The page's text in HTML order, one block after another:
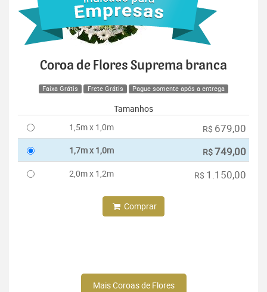
Coroa de Flores Suprema branca
Faixa Grátis Frete Grátis Pague somente após a entrega
Tamanhos
1,5m x 1,0m
R$ 679,00
1,7m x 1,0m R$749,00
2,0m x 1,2m R$ 1.150,00
Comprar
Mais Coroas de Flores